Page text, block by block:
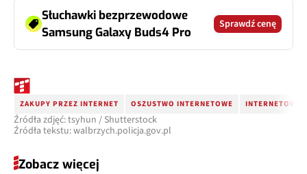
Słuchawki bezprzewodowe
Samsung Galaxy Buds4 Pro
Sprawdź cenę
ZAKUPY PRZEZ INTERNET OSZUSTWO INTERNETOWE INTERNETOWE
Źródła zdjęć: tsyhun / Shutterstock
Źródła tekstu: walbrzych.policja.gov.pl
Zobacz więcej